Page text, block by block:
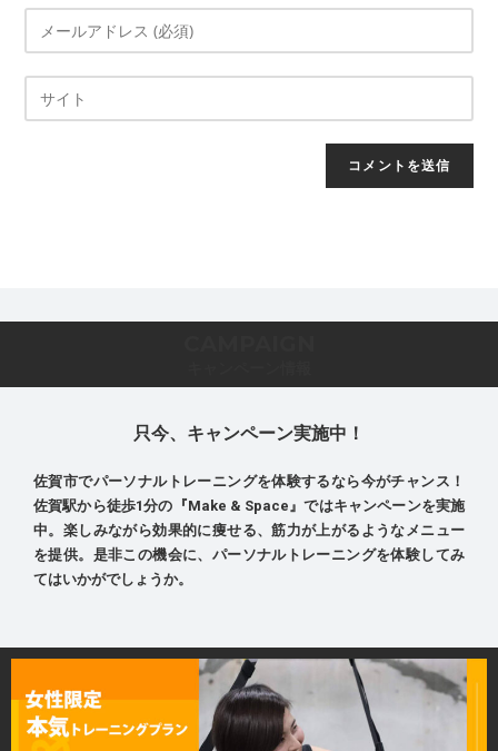
只今、キャンペーン実施中！
佐賀市でパーソナルトレーニングを体験するなら今がチャンス！
佐賀駅から徒歩1分の『Make & Space』ではキャンペーンを実施
中。楽しみながら効果的に痩せる、筋力が上がるようなメニュー
を提供。是非この機会に、パーソナルトレーニングを体験してみ
てはいかがでしょうか。